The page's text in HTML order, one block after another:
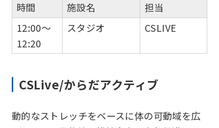
時間
12:00～
12:20
施設名
スタジオ
担当
CSLIVE
CSLive/からだアクティブ
動的なストレッチをベースに体の可動域を広
website
automatically
into